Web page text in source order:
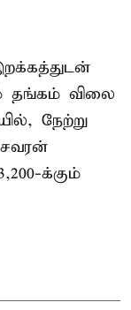
தங்கம் விலை
நேற்று
சவரன்
க்கும்